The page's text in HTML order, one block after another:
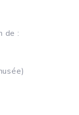
de :